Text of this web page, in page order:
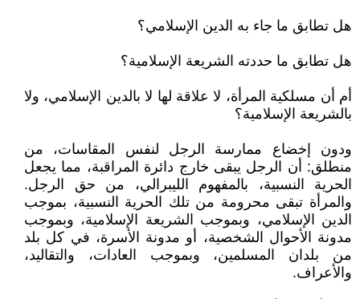
هل تطابق ما جاء به الدين الإسلامي؟
هل تطابق ما حددته الشريعة الإسلامية؟
أم أن مسلكية المرأة، لا علاقة لها لا بالدين الإسلامي، ولا
بالشريعة الإسلامية؟
ودون إخضاع ممارسة الرجل لنفس المقاسات، من
منطلق: أن الرجل يبقى خارج دائرة المراقبة، مما يجعل
الحرية النسبية، بالمفهوم الليبرالي، من حق الرجل.
والمرأة تبقى محرومة من تلك الحرية النسبية، بموجب
الدين الإسلامي، وبموجب الشريعة الإسلامية، وبموجب
مدونة الأحوال الشخصية، أو مدونة الأسرة، في كل بلد
من بلدان المسلمين، وبموجب العادات، والتقاليد،
والأعراف.